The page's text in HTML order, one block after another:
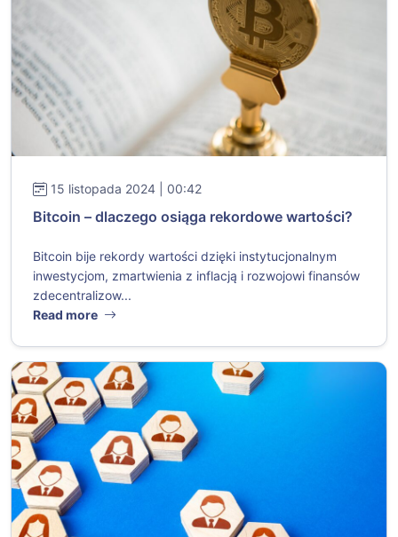
15 listopada 2024 | 00:42
Bitcoin – dlaczego osiąga rekordowe wartości?
Bitcoin bije rekordy wartości dzięki instytucjonalnym
inwestycjom, zmartwienia z inflacją i rozwojowi finansów
zdecentralizow...
Read more